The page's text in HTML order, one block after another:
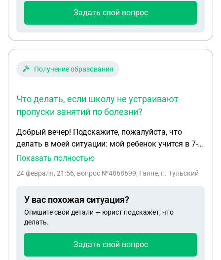
Задать свой вопрос
Получение образования
Что делать, если школу не устраивают
пропуски занятий по болезни?
Добрый вечер! Подскажите, пожалуйста, что
делать в моей ситуации: мой ребенок учится в 7-м
классе, часто заболевает, у нас есть все
болезни. Теперь администрация школы вызывает
разобраться в правах родителей, а также в
правах и обязанностях школы.
Показать полностью
24 февраля, 21:56, вопрос №4868699, Гаяне, п. Тульский
У вас похожая ситуация?
Опишите свои детали — юрист подскажет, что
делать.
Задать свой вопрос